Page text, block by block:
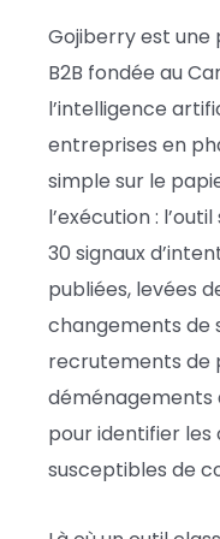
Gojiberry est
B2B fondée au
l’intelligence
entreprises en
simple sur le
l’exécution :
30 signaux
publiées, levées
changements de
recrutements de
déménagements
pour identifier les
susceptibles de